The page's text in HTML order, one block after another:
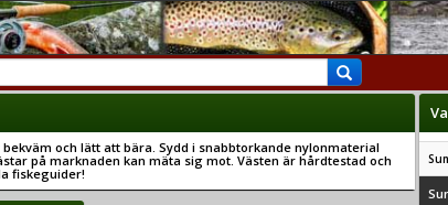
bekväm och lätt att bära. Sydd i snabbtorkande nylonmaterial
på marknaden kan mäta sig mot. Västen är hårdtestad och
fiskeguider!